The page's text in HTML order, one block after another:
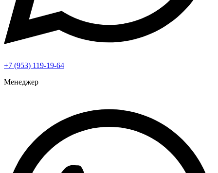
+7 (953) 119-19-64
Менеджер